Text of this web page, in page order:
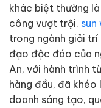
khác biệt thường
công vượt trội. sun
trong ngành giải
đạo độc đáo của
An, với hành trình
hàng đầu, đã
doanh sáng tạo,